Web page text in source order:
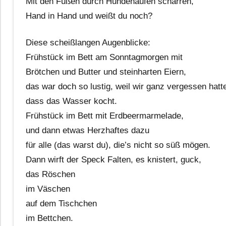
Hand in Hand und weißt du noch?
Diese scheißlangen Augenblicke:
Frühstück im Bett am Sonntagmorgen mit
Brötchen und Butter und steinharten Eiern,
das war doch so lustig, weil wir ganz vergessen
dass das Wasser kocht.
Frühstück im Bett mit Erdbeermarmelade,
und dann etwas Herzhaftes dazu
für alle (das warst du), die’s nicht so süß mögen.
Dann wirft der Speck Falten, es knistert, guck,
das Röschen
im Väschen
auf dem Tischchen
im Bettchen.